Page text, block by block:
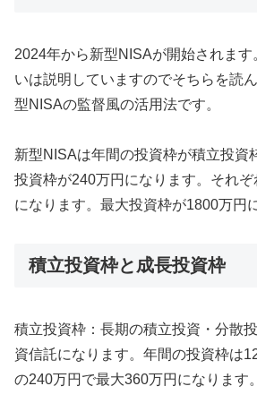
2024年から新型NISAが開始されま
いは説明していますのでそちらを読
型NISAの監督風の活用法です。
新型NISAは年間の投資枠が積立投資
投資枠が240万円になります。それぞ
になります。最大投資枠が1800万円
積立投資枠と成長投資枠
積立投資枠：長期の積立投資・分散
資信託になります。年間の投資枠は
の240万円で最大360万円になります。